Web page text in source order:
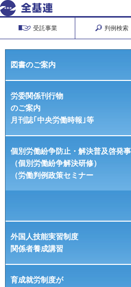
受託事業 判例検索
図書のご案内
労委関係刊行物
のご案内
月刊誌｢中央労働時報｣等
個別労働紛争防止・解決普及啓発
（個別労働紛争解決研修）
（労働判例政策セミナー
外国人技能実習制度
関係者養成講習
育成就労制度が